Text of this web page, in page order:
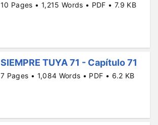
10 Pages • 1,215 Words • PDF • 7.9 KB
SIEMPRE TUYA 71 - Capítulo 71
7 Pages • 1,084 Words • PDF • 6.2 KB